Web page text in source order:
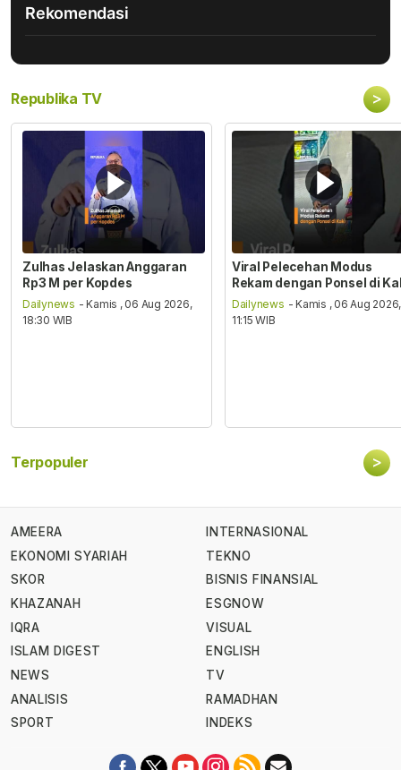
Rekomendasi
Republika TV >
Zulhas Jelaskan Anggaran
Rp3 M per Kopdes
Dailynews - Kamis , 06 Aug 2026,
18:30 WIB
Viral Pelecehan Modus
Rekam dengan Ponsel di
Dailynews - Kamis , 06 Aug 2026,
11:15 WIB
Terpopuler >
AMEERA
EKONOMI SYARIAH
SKOR
KHAZANAH
IQRA
ISLAM DIGEST
NEWS
ANALISIS
SPORT
INTERNASIONAL
TEKNO
BISNIS FINANSIAL
ESGNOW
VISUAL
ENGLISH
TV
RAMADHAN
INDEKS